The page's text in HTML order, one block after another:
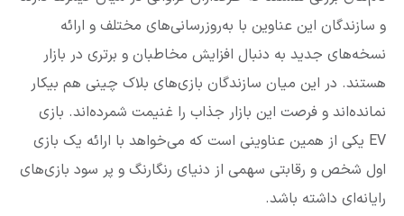
و سازندگان این عناوین با به‌روز‌رسانی‌های مختلف و ارائه
نسخه‌های جدید به دنبال افزایش مخاطبان و برتری در بازار
هستند. در این میان سازندگان بازی‌های بلاک چینی هم بیکار
نمانده‌اند و فرصت این بازار جذاب را غنیمت شمرده‌اند. بازی
EV یکی از همین عناوینی است که می‌خواهد با ارائه یک بازی
اول شخص و رقابتی سهمی از دنیای رنگارنگ و پر سود بازی‌های
رایانه‌ای داشته باشد.